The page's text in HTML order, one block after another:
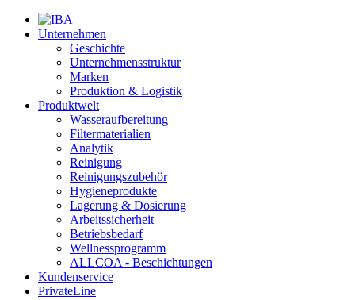
Unternehmen
Geschichte
Unternehmensstruktur
Marken
Produktion & Logistik
Produktwelt
Wasseraufbereitung
Filtermaterialien
Analytik
Reinigung
Reinigungszubehör
Hygieneprodukte
Lagerung & Dosierung
Arbeitssicherheit
Betriebsbedarf
Wellnessprogramm
ALLCOA - Beschichtungen
Kundenservice
PrivateLine